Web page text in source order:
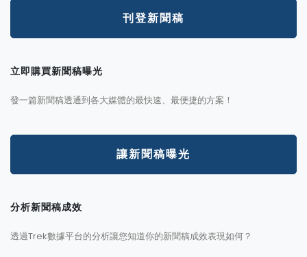
刊登新聞稿
立即購買新聞稿曝光
發一篇新聞稿透通到各大媒體的最快速、最便捷的方案！
讓新聞稿曝光
分析新聞稿成效
透過Trek數據平台的分析讓您知道你的新聞稿成效表現如何？